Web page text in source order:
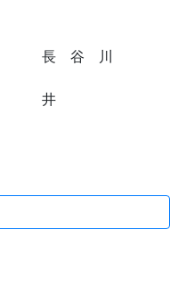
長 谷 川
井